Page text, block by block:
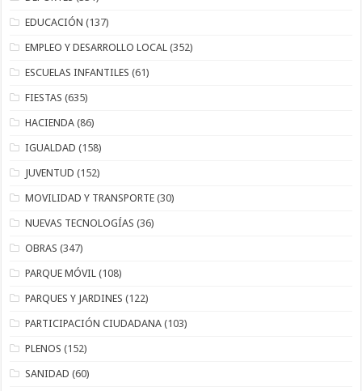
EDUCACIÓN (137)
EMPLEO Y DESARROLLO LOCAL (352)
ESCUELAS INFANTILES (61)
FIESTAS (635)
HACIENDA (86)
IGUALDAD (158)
JUVENTUD (152)
MOVILIDAD Y TRANSPORTE (30)
NUEVAS TECNOLOGÍAS (36)
OBRAS (347)
PARQUE MÓVIL (108)
PARQUES Y JARDINES (122)
PARTICIPACIÓN CIUDADANA (103)
PLENOS (152)
SANIDAD (60)